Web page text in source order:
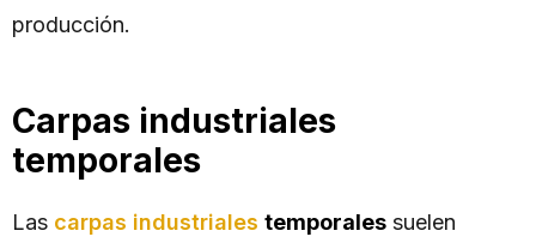
producción.
Carpas industriales
temporales
Las carpas industriales temporales suelen